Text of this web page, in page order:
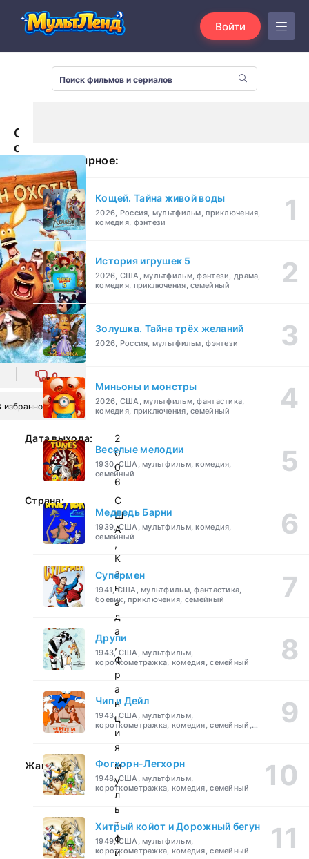
Войти
Сезон
охоты
0
избранное
Дата выхода:
2
0
0
6
Страна:
С
Ш
А
,
К
а
н
а
д
а
,
Ф
р
а
н
ц
и
я
Жанр:
м
у
л
ь
т
ф
и
Популярное:
Кощей. Тайна живой воды
2026, Россия, мультфильм, приключения,
комедия, фэнтези
История игрушек 5
2026, США, мультфильм, фэнтези, драма,
комедия, приключения, семейный
Золушка. Тайна трёх желаний
2026, Россия, мультфильм, фэнтези
Миньоны и монстры
2026, США, мультфильм, фантастика,
комедия, приключения, семейный
Веселые мелодии
1930, США, мультфильм, комедия,
семейный
Медведь Барни
1939, США, мультфильм, комедия,
семейный
Супермен
1941, США, мультфильм, фантастика,
боевик, приключения, семейный
Друпи
1943, США, мультфильм,
короткометражка, комедия, семейный
Чип и Дейл
1943, США, мультфильм,
короткометражка, комедия, семейный,
детский
Фогхорн-Легхорн
1948, США, мультфильм,
короткометражка, комедия, семейный
Хитрый койот и Дорожный бегун
1949, США, мультфильм,
короткометражка, комедия, семейный